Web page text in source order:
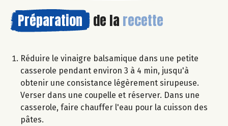
Préparation de la recette
Réduire le vinaigre balsamique dans une petite
casserole pendant environ 3 à 4 min, jusqu'à
obtenir une consistance légèrement sirupeuse.
Verser dans une coupelle et réserver. Dans une
casserole, faire chauffer l'eau pour la cuisson des
pâtes.